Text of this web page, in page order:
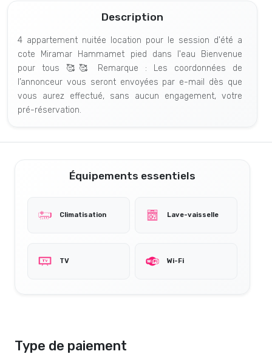
Description
4 appartement nuitée location pour le session d'été a
cote Miramar Hammamet pied dans l'eau Bienvenue
pour tous 🥰🥰 Remarque : Les coordonnées de
l’annonceur vous seront envoyées par e-mail dès que
vous aurez effectué, sans aucun engagement, votre
pré-réservation.
Équipements essentiels
Climatisation Lave-vaisselle
TV Wi-Fi
Type de paiement